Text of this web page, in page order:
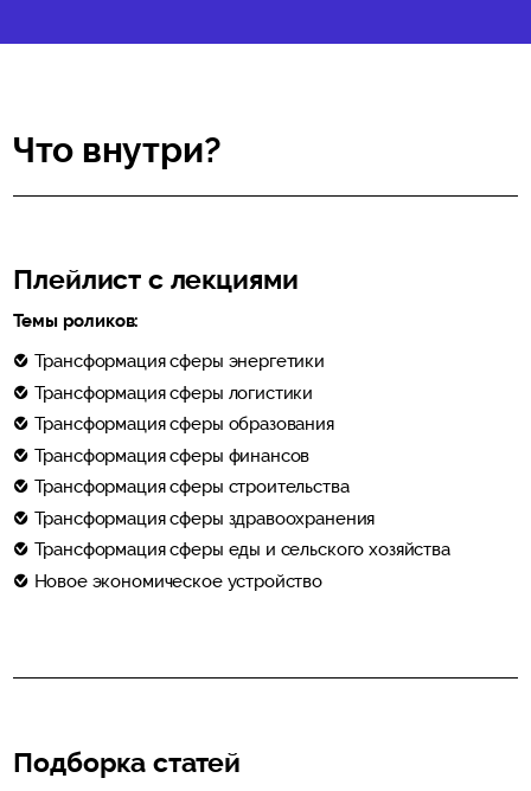
Что внутри?
Плейлист с лекциями
Темы роликов:
Трансформация сферы энергетики
Трансформация сферы логистики
Трансформация сферы образования
Трансформация сферы финансов
Трансформация сферы строительства
Трансформация сферы здравоохранения
Трансформация сферы еды и сельского хозяйства
Новое экономическое устройство
Подборка статей